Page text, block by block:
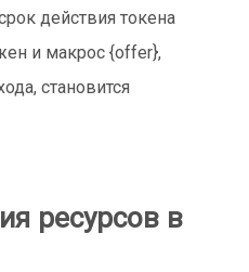
действия токена
и макрос {offer},
становится
ресурсов в